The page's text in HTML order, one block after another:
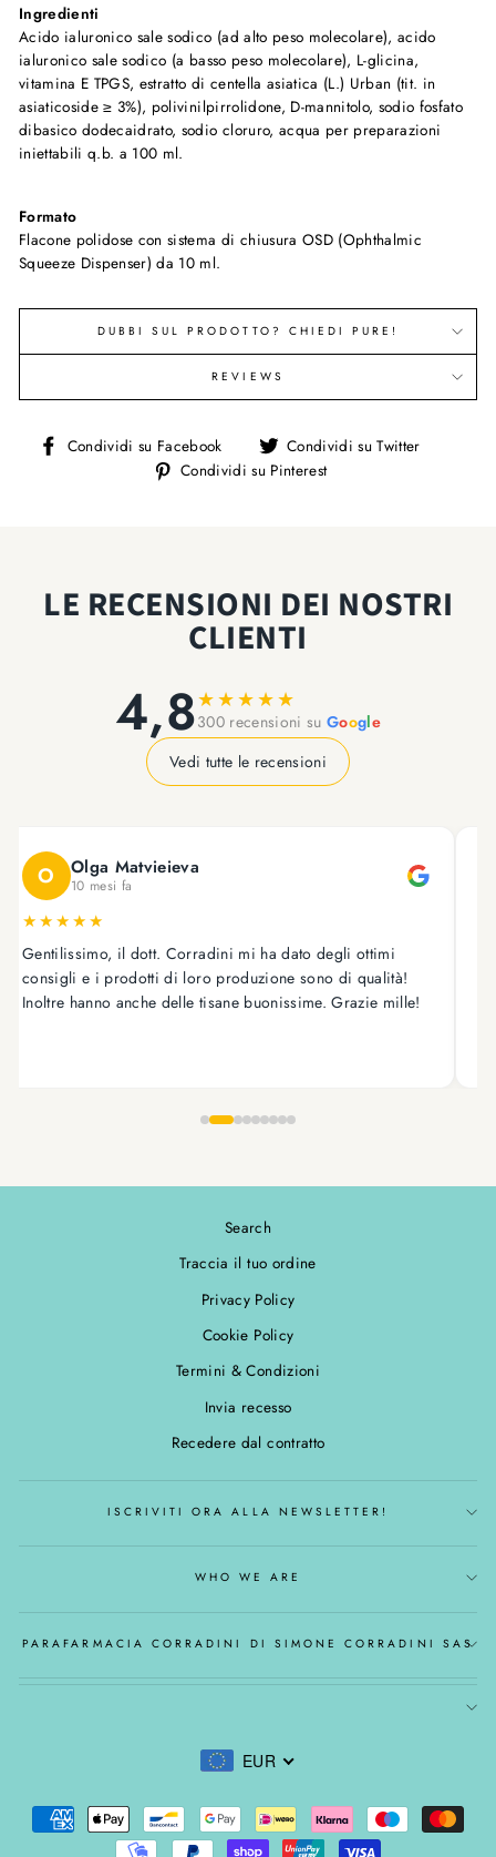
Ingredienti
Acido ialuronico sale sodico (ad alto peso molecolare), acido
ialuronico sale sodico (a basso peso molecolare), L-glicina,
vitamina E TPGS, estratto di centella asiatica (L.) Urban (tit. in
asiaticoside ≥ 3%), polivinilpirrolidone, D-mannitolo, sodio fosfato
dibasico dodecaidrato, sodio cloruro, acqua per preparazioni
iniettabili q.b. a 100 ml.
Formato
Flacone polidose con sistema di chiusura OSD (Ophthalmic
Squeeze Dispenser) da 10 ml.
DUBBI SUL PRODOTTO? CHIEDI PURE!
REVIEWS
Condividi su Facebook
Condividi
su
Condividi su Twitter
Condividi su Pinterest
LE RECENSIONI DEI NOSTRI
CLIENTI
4,8★★★★★
300 recensioni suGoogle
Vedi tutte le recensioni
O Olga Matvieieva
10 mesi fa
★★★★★
Gentilissimo, il dott. Corradini mi ha dato degli ottimi
consigli e i prodotti di loro produzione sono di qualità!
Inoltre hanno anche delle tisane buonissime. Grazie mille!
Search
Traccia il tuo ordine
Privacy Policy
Cookie Policy
Termini & Condizioni
Invia recesso
Recedere dal contratto
ISCRIVITI ORA ALLA NEWSLETTER!
WHO WE ARE
PARAFARMACIA CORRADINI DI SIMONE CORRADINI SAS
EUR